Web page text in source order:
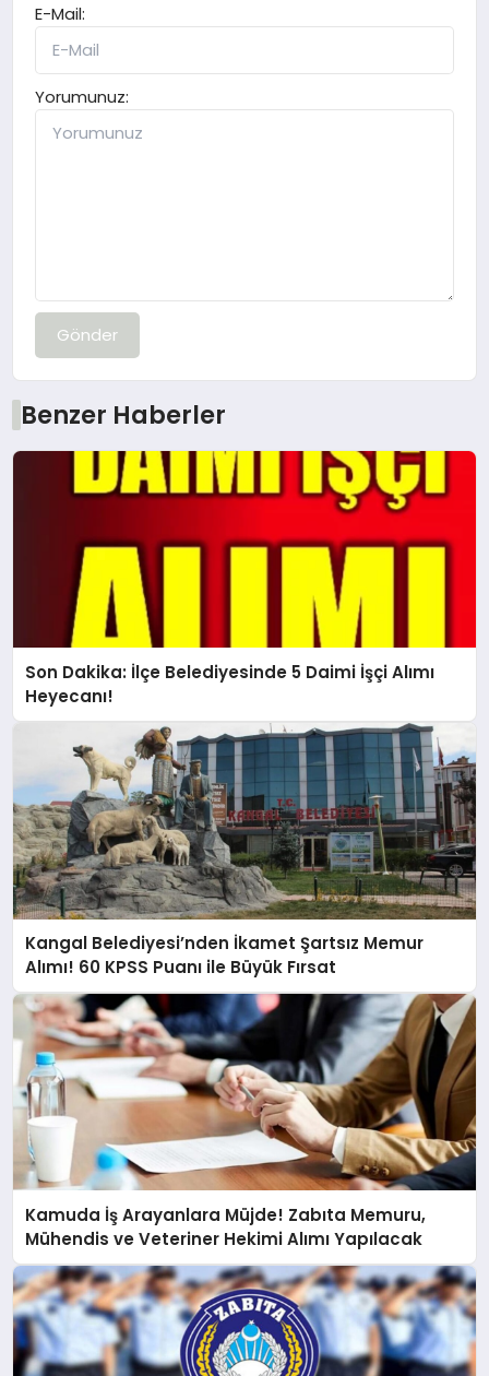
E-Mail:
Yorumunuz:
Gönder
Benzer Haberler
Son Dakika: İlçe Belediyesinde 5 Daimi İşçi Alımı
Heyecanı!
Kangal Belediyesi’nden İkamet Şartsız Memur
Alımı! 60 KPSS Puanı ile Büyük Fırsat
Kamuda İş Arayanlara Müjde! Zabıta Memuru,
Mühendis ve Veteriner Hekimi Alımı Yapılacak